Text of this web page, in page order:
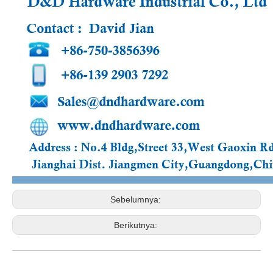
Sebelumnya:
Berikutnya: